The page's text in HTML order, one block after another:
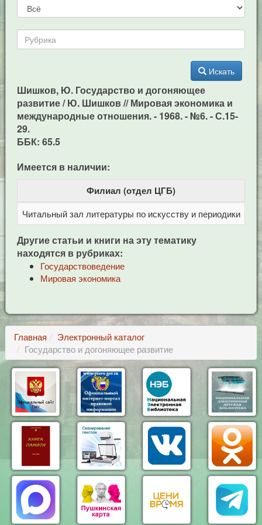
Искать
Шишков, Ю. Государство и догоняющее
развитие / Ю. Шишков // Мировая экономика и
международные отношения. - 1968. - №6. - С.15-
29.
ББК: 65.5
Имеется в наличии:
Филиал (отдел ЦГБ)
Читальный зал литературы по искусству и периодики
Другие статьи и книги на эту тематику
находятся в рубриках:
Государствоведение
Мировая экономика
Главная
Электронный каталог
Государство и догоняющее развитие